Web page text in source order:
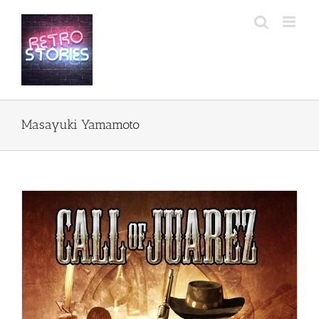
zawartości
Masayuki Yamamoto